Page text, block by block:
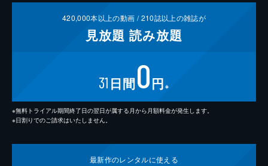
420,000本以上の動画 /210誌以上の雑誌が
見放題 読み放題
31 日間0円 ※
※無料トライアル期間終了日の翌日が属する月から月額料金が発生します。
※日割りでのご請求はいたしません。
最新作のレンタルに使える